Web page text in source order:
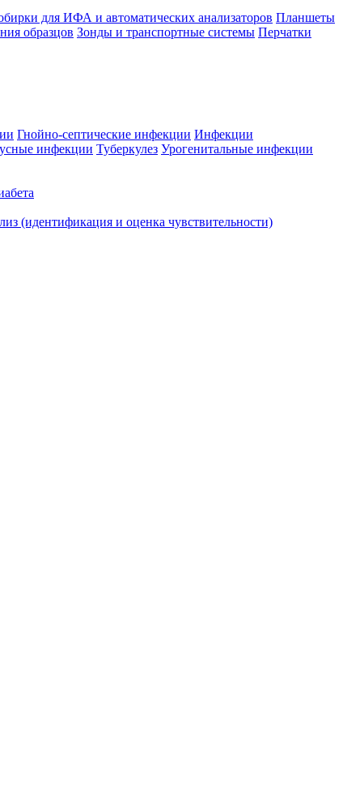
для ИФА и автоматических анализаторов Планшеты
образцов Зонды и транспортные системы Перчатки
Гнойно-септические инфекции Инфекции
инфекции Туберкулез Урогенитальные инфекции
(идентификация и оценка чувствительности)